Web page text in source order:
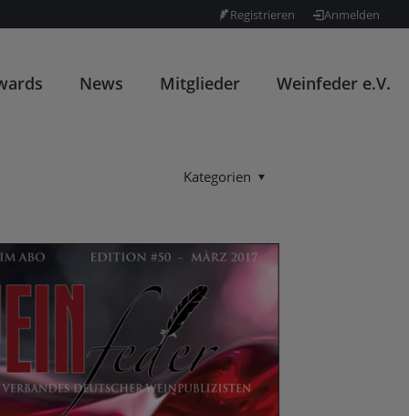
Registrieren Anmelden
News Mitglieder Weinfeder e.V.
Kategorien